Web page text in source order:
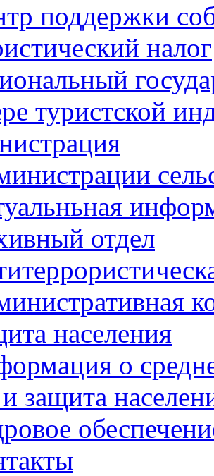
поддержки
налог
туристской
отдел
населения
о
защита